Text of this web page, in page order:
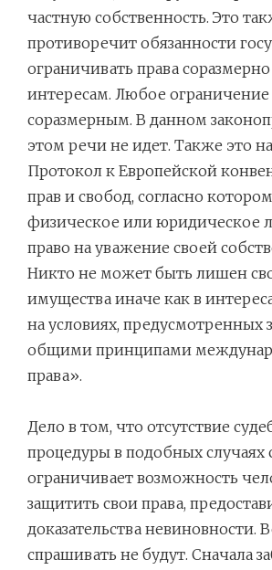
частную собственность. Это
противоречит обязанности
ограничивать права
интересам. Любое
соразмерным. В данном
этом речи не идет. Также это
Протокол к Европейской
прав и свобод, согласно
физическое или юридическое
право на уважение своей
Никто не может быть лишен
имущества иначе как в
на условиях, предусмотренных
общими принципами
права».
Дело в том, что отсутствие
процедуры в подобных случаях
ограничивает возможность
защитить свои права,
доказательства невиновности.
спрашивать не будут. Сначала